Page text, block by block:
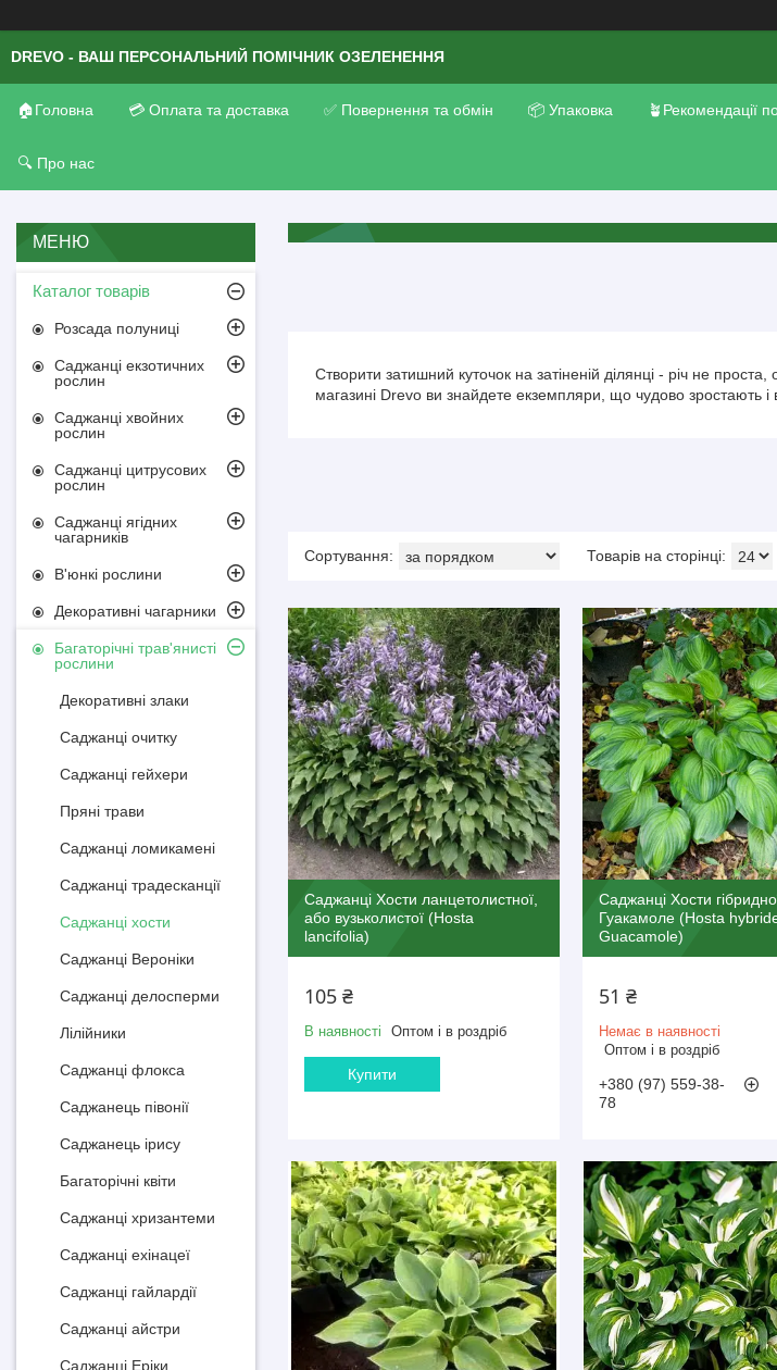
DREVO - ВАШ ПЕРСОНАЛЬНИЙ ПОМІЧНИК ОЗЕЛЕНЕННЯ
🏠Головна 💳 Оплата та доставка ✅ Повернення та обмін 📦 Упаковка 🪴Рекомендації
🔍 Про нас
Створити затишний куточок на затіненій ділянці - річ не
магазині Drevo ви знайдете екземпляри, що чудово зростають і
Саджанці Хости ланцетолистної,
або вузьколистої (Нosta
lancifolia)
105 ₴
В наявності Оптом і в роздріб
Купити
Саджанці Хости
Гуакамоле (Hosta
Guacamole)
51 ₴
Немає в наявності
Оптом і в роздріб
+380 (97) 559-38-
78
Каталог товарів
Розсада полуниці
Саджанці екзотичних
рослин
Саджанці хвойних
рослин
Саджанці цитрусових
рослин
Саджанці ягідних
чагарників
В'юнкі рослини
Декоративні чагарники
Багаторічні трав'янисті
рослини
Декоративні злаки
Саджанці очитку
Саджанці гейхери
Пряні трави
Саджанці ломикамені
Саджанці традесканції
Саджанці хости
Саджанці Вероніки
Саджанці делосперми
Лілійники
Саджанці флокса
Саджанець півонії
Саджанець ірису
Багаторічні квіти
Саджанці хризантеми
Саджанці ехінацеї
Саджанці гайлардії
Саджанці айстри
Саджанці Еріки